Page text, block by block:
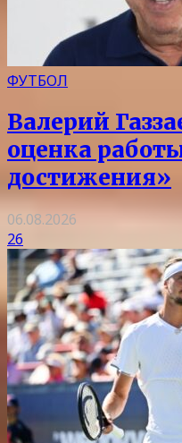
ФУТБОЛ
Валерий
оценка
достижения»
06.08.2026
26